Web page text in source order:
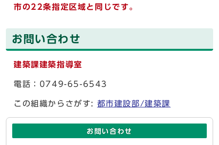
市の22条指定区域と同じです。
お問い合わせ
建築課建築指導室
電話：0749-65-6543
この組織からさがす: 都市建設部/建築課
お問い合わせ